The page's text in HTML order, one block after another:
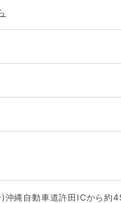
沖縄自動車道許田ICから約